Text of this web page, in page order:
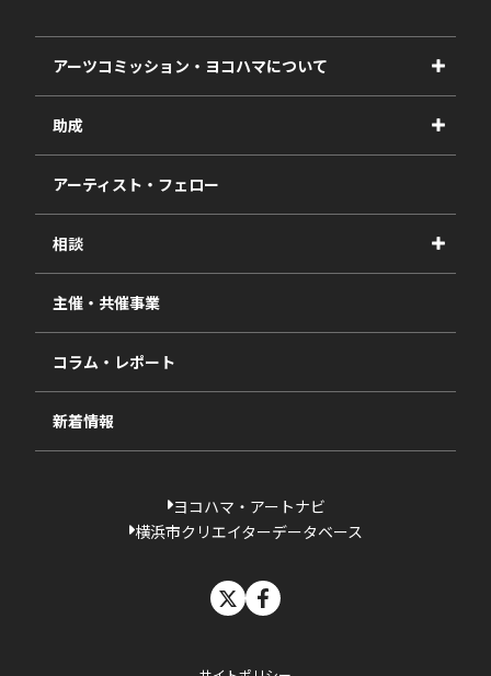
アーツコミッション・ヨコハマについて
事業紹介
事業報告書
助成
2027年度
2026年度
2025年度
2024年度
2023年度
過去の採択一覧
アーティスト・フェロー
相談
視察・ヒアリング・研究
相談依頼フォーム
主催・共催事業
コラム・レポート
新着情報
ヨコハマ・アートナビ
横浜市クリエイターデータベース